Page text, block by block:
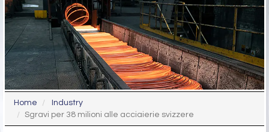
Home
Industry
Sgravi per 38 milioni alle acciaierie svizzere